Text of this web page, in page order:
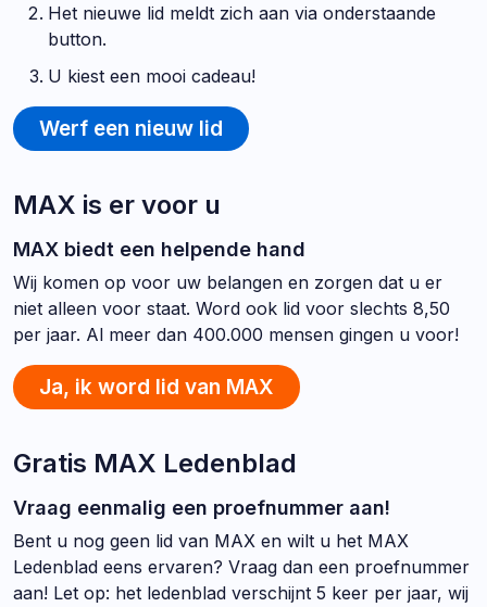
Het nieuwe lid meldt zich aan via onderstaande
button.
U kiest een mooi cadeau!
Werf een nieuw lid
MAX is er voor u
MAX biedt een helpende hand
Wij komen op voor uw belangen en zorgen dat u er
niet alleen voor staat. Word ook lid voor slechts 8,50
per jaar. Al meer dan 400.000 mensen gingen u voor!
Ja, ik word lid van MAX
Gratis MAX Ledenblad
Vraag eenmalig een proefnummer aan!
Bent u nog geen lid van MAX en wilt u het MAX
Ledenblad eens ervaren? Vraag dan een proefnummer
aan! Let op: het ledenblad verschijnt 5 keer per jaar, wij